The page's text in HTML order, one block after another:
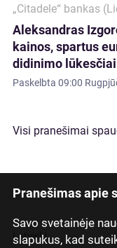
Pranešimas apie
Savo svetainėje
slapukus, kad
„Citadele“ bankas
Aleksandras
kainos, spartus
didinimo lūkesčiai
Paskelbta 09:00
Visi pranešimai
Latviski